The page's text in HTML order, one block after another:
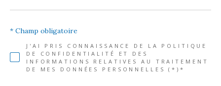
J'AI PRIS CONNAISSANCE DE LA POLITIQUE
DE CONFIDENTIALITÉ ET DES
INFORMATIONS RELATIVES AU TRAITEMENT
DE MES DONNÉES PERSONNELLES (*)*
* Champ obligatoire